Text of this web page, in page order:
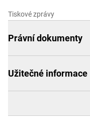
Tiskové zprávy
Právní dokumenty
Užitečné informace